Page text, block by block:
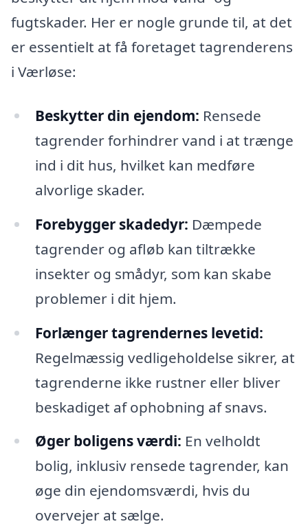
fugtskader. Her er nogle grunde til, at det
er essentielt at få foretaget tagrenderens
i Værløse:
Beskytter din ejendom: Rensede
tagrender forhindrer vand i at trænge
ind i dit hus, hvilket kan medføre
alvorlige skader.
Forebygger skadedyr: Dæmpede
tagrender og afløb kan tiltrække
insekter og smådyr, som kan skabe
problemer i dit hjem.
Forlænger tagrendernes levetid:
Regelmæssig vedligeholdelse sikrer, at
tagrenderne ikke rustner eller bliver
beskadiget af ophobning af snavs.
Øger boligens værdi: En velholdt
bolig, inklusiv rensede tagrender, kan
øge din ejendomsværdi, hvis du
overvejer at sælge.